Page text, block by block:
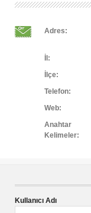
Adres:
İl:
İlçe:
Telefon:
Web:
Anahtar
Kelimeler:
Kullanıcı Adı